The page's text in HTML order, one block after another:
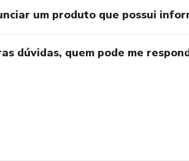
Fenômenos ondulatórios II
um produto que possui
dúvidas, quem pode me